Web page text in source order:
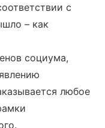
с
– как
социума,
любое